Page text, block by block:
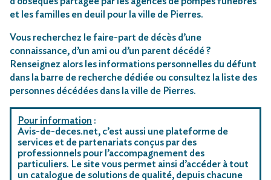
et les familles en deuil pour la ville de Pierres.
Vous recherchez le faire-part de décès d’une
connaissance, d’un ami ou d’un parent décédé ?
Renseignez alors les informations personnelles du défunt
dans la barre de recherche dédiée ou consultez la liste des
personnes décédées dans la ville de Pierres.
Pour information :
Avis-de-deces.net, c’est aussi une plateforme de
services et de partenariats conçus par des
professionnels pour l’accompagnement des
particuliers. Le site vous permet ainsi d’accéder à tout
un catalogue de solutions de qualité, depuis chacune